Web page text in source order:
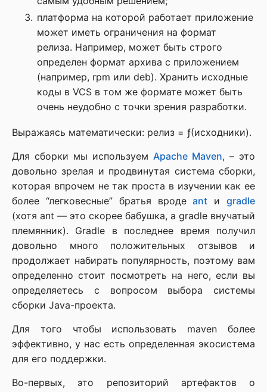
платформа на которой работает приложение
может иметь ограничения на формат
релиза. Например, может быть строго
определен формат архива с приложением
(например, rpm или deb). Хранить исходные
коды в VCS в том же формате может быть
очень неудобно c точки зрения разработки.
Выражаясь математически: релиз = ƒ(исходники).
Для сборки мы используем Apache Maven, – это
довольно зрелая и продвинутая система сборки,
которая впрочем не так проста в изучении как ее
более “легковесные” братья вродеant иgradle
(хотя ant — это скорее бабушка, а gradle внучатый
племянник). Gradle в последнее время получил
довольно много положительных отзывов и
продолжает набирать популярность, поэтому вам
определенно стоит посмотреть на него, если вы
определяетесь с вопросом выбора системы
сборки Java-проекта.
Для того чтобы использовать maven более
эффективно, у нас есть определенная экосистема
для его поддержки.
Во-первых, это репозиторий артефактов о